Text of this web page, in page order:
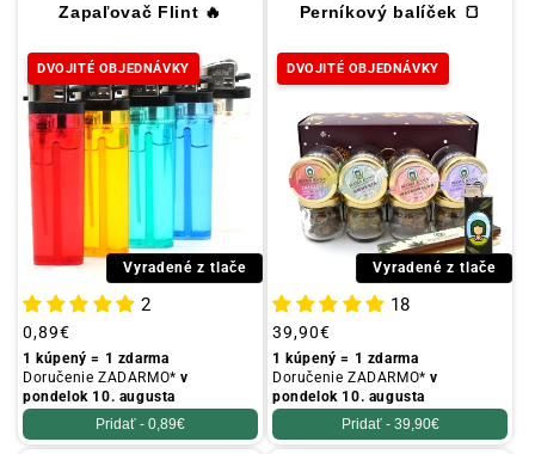
Zapaľovač Flint 🔥
DVOJITÉ OBJEDNÁVKY
Vyradené z tlače
2
Obvyklá
cena
0,89€
1 kúpený = 1 zdarma
Doručenie ZADARMO*v
pondelok 10. augusta
Pridať - 0,89€
Perníkový balíček 🍞
DVOJITÉ OBJEDNÁVKY
Vyradené z tlače
18
Obvyklá
cena
39,90€
1 kúpený = 1 zdarma
Doručenie ZADARMO*v
pondelok 10. augusta
Pridať - 39,90€